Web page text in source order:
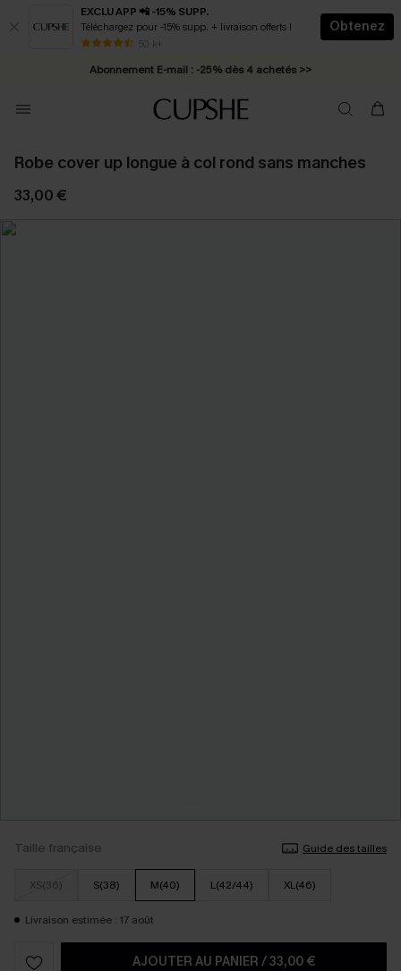
EXCLU APP 📲 -15% SUPP.
Téléchargez pour -15% supp. + livraison offerts !
50 k+
Obtenez
* Livraison éclair 2-3 jours ouvrés >>
Abonnement E-mail : -25% dès 4 achetés >>
Robe cover up longue à col rond sans manches
33,00 €
Taille française Guide des tailles
XS(36) S(38) M(40) L(42/44) XL(46)
Livraison estimée : 17 août
AJOUTER AU PANIER /33,00 €